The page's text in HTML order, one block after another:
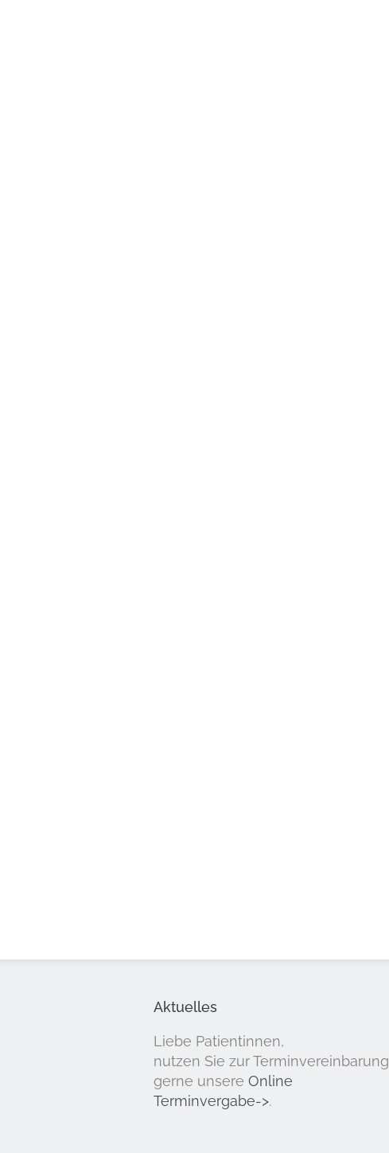
Aktuelles
Liebe Patientinnen,
nutzen Sie zur Terminvereinbarung
gerne unsere Online
Terminvergabe->.